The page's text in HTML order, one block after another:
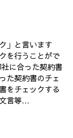
」と言います
を行うことがで
に合った契約書
た契約書のチェ
をチェックする
言等...